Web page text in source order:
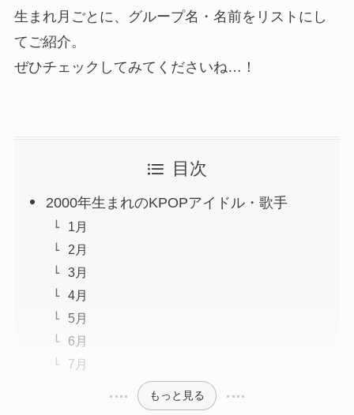
生まれ月ごとに、グループ名・名前をリストにし
てご紹介。
ぜひチェックしてみてくださいね…！
目次
2000年生まれのKPOPアイドル・歌手
1月
2月
3月
4月
5月
6月
7月
もっと見る